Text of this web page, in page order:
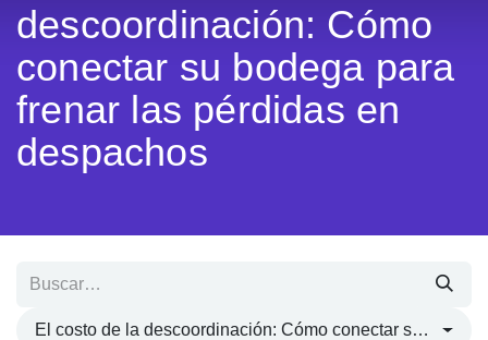
descoordinación: Cómo
conectar su bodega para
frenar las pérdidas en
despachos
El costo de la descoordinación: Cómo conectar su bodega para frenar las pérdidas en despachos